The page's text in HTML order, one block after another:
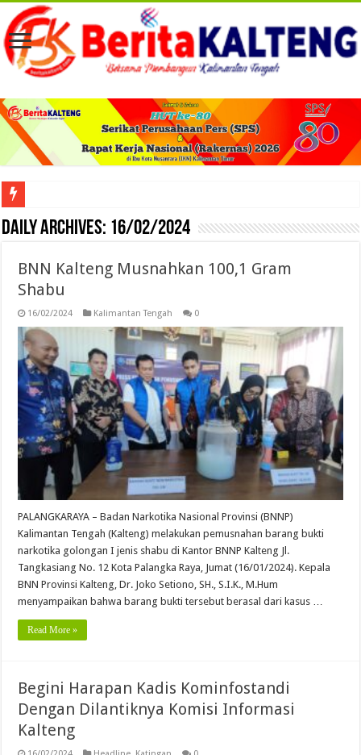
Viral! Selama Dua Bulan Lebih Siltap Serta Tunjangan Pemdes dan BPD di
Daily Archives: 16/02/2024
BNN Kalteng Musnahkan 100,1 Gram
Shabu
16/02/2024 Kalimantan Tengah 0
PALANGKARAYA – Badan Narkotika Nasional Provinsi (BNNP)
Kalimantan Tengah (Kalteng) melakukan pemusnahan barang bukti
narkotika golongan I jenis shabu di Kantor BNNP Kalteng Jl.
Tangkasiang No. 12 Kota Palangka Raya, Jumat (16/01/2024). Kepala
BNN Provinsi Kalteng, Dr. Joko Setiono, SH., S.I.K., M.Hum
menyampaikan bahwa barang bukti tersebut berasal dari kasus …
Read More »
Begini Harapan Kadis Kominfostandi
Dengan Dilantiknya Komisi Informasi
Kalteng